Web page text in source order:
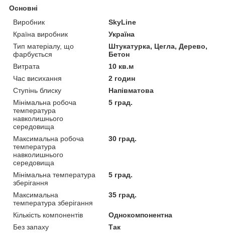
Основні
Виробник
SkyLine
Країна виробник
Україна
Тип матеріалу, що
фарбується
Штукатурка, Цегла, Дерево,
Бетон
Витрата
10 кв.м
Час висихання
2 годин
Ступінь блиску
Напівматова
Мінімальна робоча
температура
навколишнього
середовища
5 град.
Максимальна робоча
температура
навколишнього
середовища
30 град.
Мінімальна температура
зберігання
5 град.
Максимальна
температура зберігання
35 град.
Кількість компонентів
Однокомпонентна
Без запаху
Так